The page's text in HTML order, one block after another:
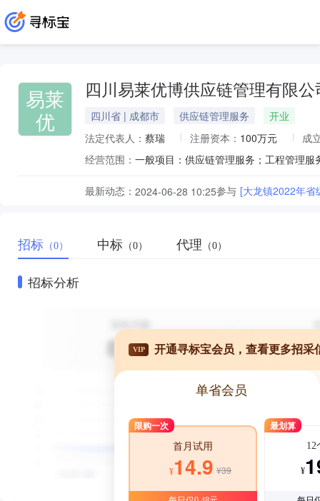
易莱
优
四川易莱优博供应链管理有限公
四川省 | 成都市 供应链管理服务
开业
法定代表人： 蔡瑞 注册资本： 100万元
成
经营范围：
最新动态： 2024-06-28 10:25参与 [大龙镇2022年省
招标 （0） 中标 （0） 代理 （0）
招标分析
VIP 开通寻标宝会员，查看更多招采
单省会员
限购一次
首月试用
¥14.9 ¥39
最划算
12
¥